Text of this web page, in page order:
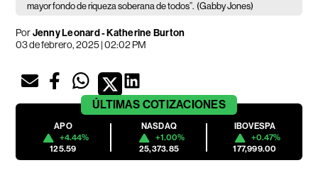
mayor fondo de riqueza soberana de todos”. (Gabby Jones)
PorJenny Leonard - Katherine Burton
03 de febrero, 2025 | 02:02 PM
ÚLTIMAS COTIZACIONES
APO
+4.44%
125.59
NASDAQ
+1.00%
25,373.85
IBOVESPA
+0.47%
177,999.00